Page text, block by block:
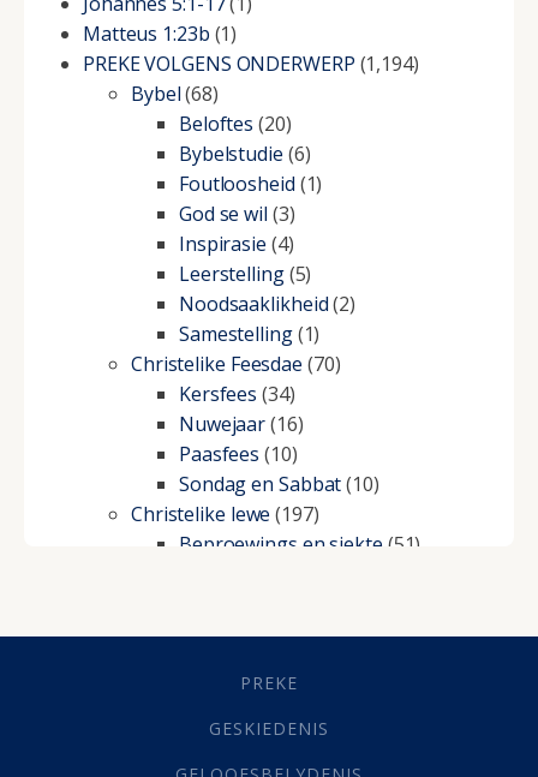
Matteus 1:23b (1)
PREKE VOLGENS ONDERWERP (1,194)
Bybel(68)
Beloftes (20)
Bybelstudie (6)
Foutloosheid (1)
God se wil (3)
Inspirasie (4)
Leerstelling(5)
Noodsaaklikheid(2)
Samestelling(1)
Christelike Feesdae (70)
Kersfees (34)
Nuwejaar(16)
Paasfees (10)
Sondag en Sabbat(10)
Christelike lewe (197)
Beproewings en siekte (51)
Geestelike Groei(10)
(21)
Grys Areas(4)
PREKE
GESKIEDENIS